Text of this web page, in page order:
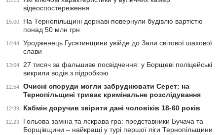
відеоспостереження
15:00
На Тернопільщині державі повернули будівлю вартістю
понад 50 млн грн
14:44
Уродженець Гусятинщини увійде до Зали світової шахової
слави
13:04
27 тисяч за фальшиве посвідчення: у Борщеві поліцейські
викрили водія з підробкою
12:54
Очисні споруди могли забруднювати Серет: на
Тернопільщині триває кримінальне розслідування
12:39 Кабмін доручив звірити дані чоловіків 18-60 років
12:23
Гольова заміна та яскрава гра: представники Бучача та
Борщівщини – найкращі у турі першої ліги Тернопільщини